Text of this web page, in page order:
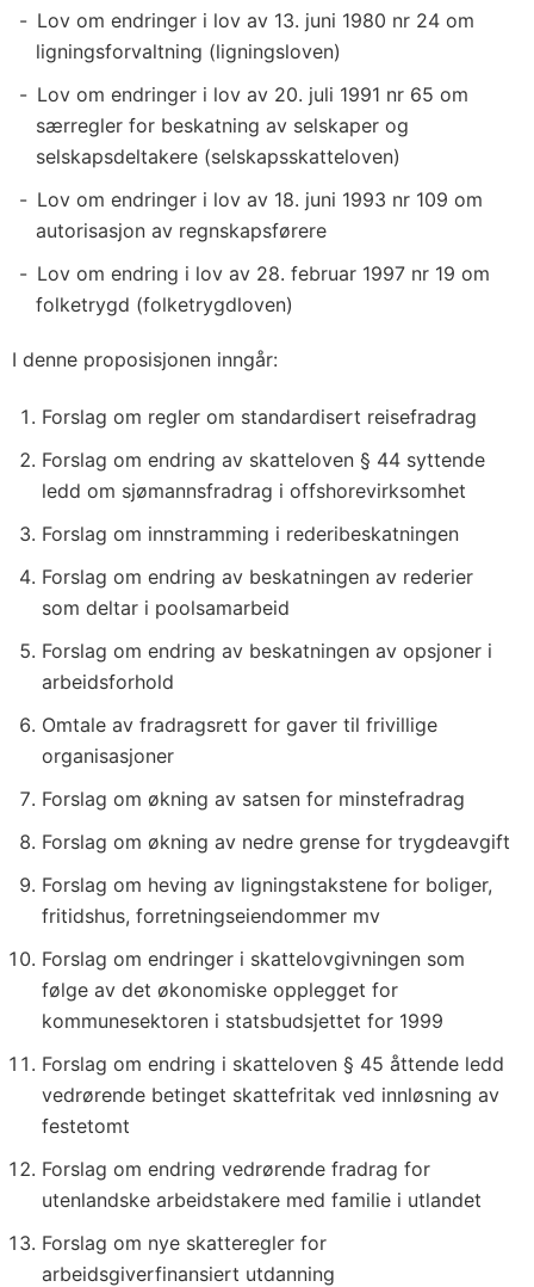
Lov om endringer i lov av 13. juni 1980 nr 24 om
ligningsforvaltning (ligningsloven)
Lov om endringer i lov av 20. juli 1991 nr 65 om
særregler for beskatning av selskaper og
selskapsdeltakere (selskapsskatteloven)
Lov om endringer i lov av 18. juni 1993 nr 109 om
autorisasjon av regnskapsførere
Lov om endring i lov av 28. februar 1997 nr 19 om
folketrygd (folketrygdloven)
I denne proposisjonen inngår:
Forslag om regler om standardisert reisefradrag
Forslag om endring av skatteloven § 44 syttende
ledd om sjømannsfradrag i offshorevirksomhet
Forslag om innstramming i rederibeskatningen
Forslag om endring av beskatningen av rederier
som deltar i poolsamarbeid
Forslag om endring av beskatningen av opsjoner i
arbeidsforhold
Omtale av fradragsrett for gaver til frivillige
organisasjoner
Forslag om økning av satsen for minstefradrag
Forslag om økning av nedre grense for trygdeavgift
Forslag om heving av ligningstakstene for boliger,
fritidshus, forretningseiendommer mv
Forslag om endringer i skattelovgivningen som
følge av det økonomiske opplegget for
kommunesektoren i statsbudsjettet for 1999
Forslag om endring i skatteloven § 45 åttende ledd
vedrørende betinget skattefritak ved innløsning av
festetomt
Forslag om endring vedrørende fradrag for
utenlandske arbeidstakere med familie i utlandet
Forslag om nye skatteregler for
arbeidsgiverfinansiert utdanning